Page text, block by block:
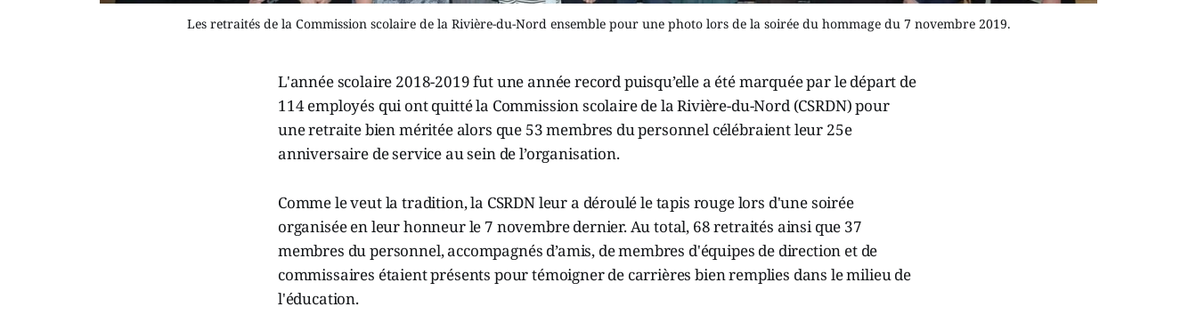
Les retraités de la Commission scolaire de la Rivière-du-Nord ensemble pour une photo lors de la soirée du hommage du 7 novembre 2019.
L'année scolaire 2018-2019 fut une année record puisqu’elle a été marquée par le départ de
114 employés qui ont quitté la Commission scolaire de la Rivière-du-Nord (CSRDN) pour
une retraite bien méritée alors que 53 membres du personnel célébraient leur 25e
anniversaire de service au sein de l’organisation.
Comme le veut la tradition, la CSRDN leur a déroulé le tapis rouge lors d'une soirée
organisée en leur honneur le 7 novembre dernier. Au total, 68 retraités ainsi que 37
membres du personnel, accompagnés d’amis, de membres d'équipes de direction et de
commissaires étaient présents pour témoigner de carrières bien remplies dans le milieu de
l'éducation.